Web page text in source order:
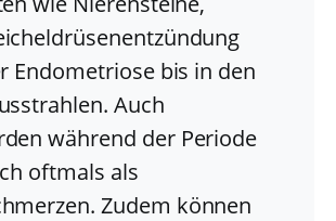
Endometriose bis in den
Auch
während der Periode
oftmals als
Zudem können